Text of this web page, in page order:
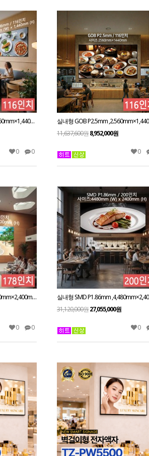
실내형 SMD P1.86mm ,2.560mm×1,440mm ,116인치 대형스크린
0 0
11,637,600원8,952,000원
0
실내형 SMD P2.5mm ,3,840mm×2,400mm ,178인치 대형스크린
0 0
31,120,000원27,055,000원
0